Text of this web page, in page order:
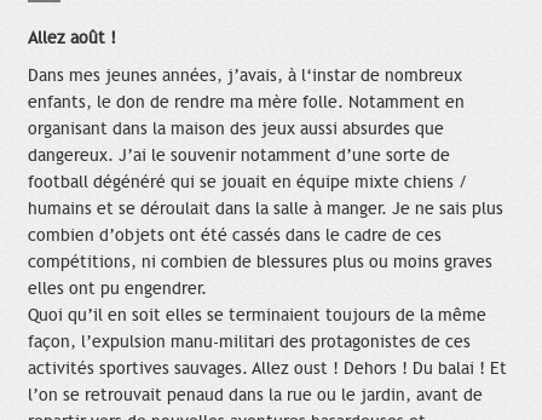
Allez août !
Dans mes jeunes années, j’avais, à l‘instar de nombreux
enfants, le don de rendre ma mère folle. Notamment en
organisant dans la maison des jeux aussi absurdes que
dangereux. J’ai le souvenir notamment d’une sorte de
football dégénéré qui se jouait en équipe mixte chiens /
humains et se déroulait dans la salle à manger. Je ne sais plus
combien d’objets ont été cassés dans le cadre de ces
compétitions, ni combien de blessures plus ou moins graves
elles ont pu engendrer.
Quoi qu’il en soit elles se terminaient toujours de la même
façon, l’expulsion manu-militari des protagonistes de ces
activités sportives sauvages. Allez oust ! Dehors ! Du balai ! Et
l’on se retrouvait penaud dans la rue ou le jardin, avant de